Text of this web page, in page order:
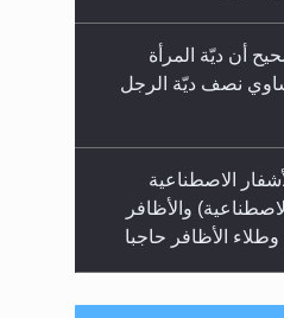
أن ديّة المرأة
نصف ديّة الرجل
الاصطناعية
والأظافر
وطلاء الأظافر حاجبا
الزكاة وفق السنة